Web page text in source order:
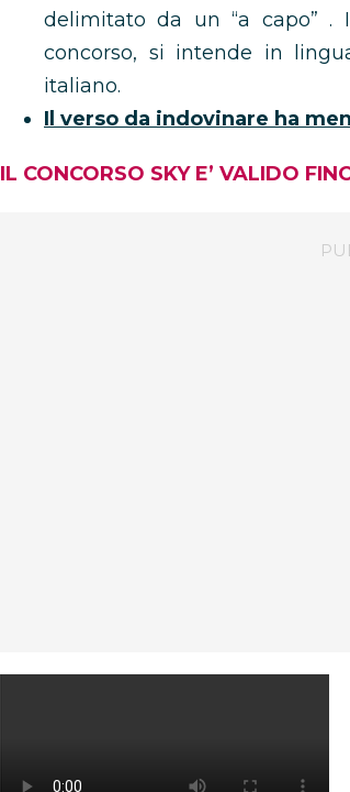
delimitato da un “a capo” .
concorso, si intende in
italiano.
Il verso da indovinare ha
IL CONCORSO SKY E’ VALIDO